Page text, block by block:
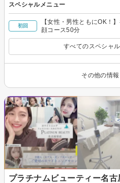
スペシャルメニュー
初回
【女性・男性ともにOK！
顔コース50分
すべてのスペシャ
その他の情
プラチナムビューティー名古